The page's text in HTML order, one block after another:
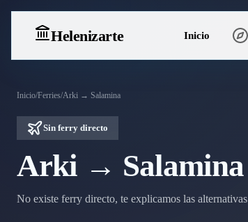
Helenizarte Inicio
Inicio/Ferries/Arki → Salamina
Sin ferry directo
Arki → Salamina
No existe ferry directo, te explicamos las alternativas